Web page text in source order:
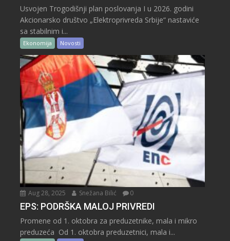
Usvojen Trogodišnji plan poslovanja I u 2026. godini
Akcionarsko društvo „Elektroprivreda Srbije“ nastaviće
sa stabilnim i...
Ekonomija Novosti
Aug 28, 2025 Snežana Bilić 0
EPS: PODRŠKA MALOJ PRIVREDI
Promene od 1. oktobra za preduzetnike, mala i mikro
preduzeća Od 1. oktobra preduzetnici, mala i...